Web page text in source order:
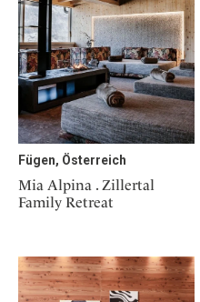
Fügen, Österreich
Mia Alpina . Zillertal
Family Retreat